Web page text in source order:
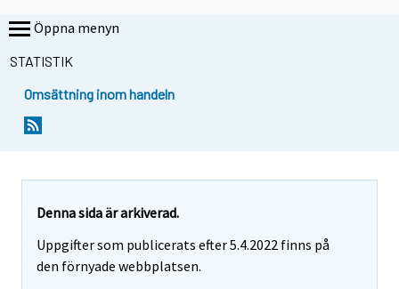
Öppna menyn
STATISTIK
Omsättning inom handeln
Denna sida är arkiverad.
Uppgifter som publicerats efter 5.4.2022 finns på
den förnyade webbplatsen.